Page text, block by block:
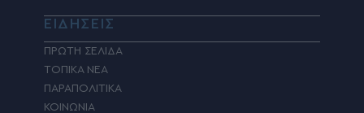
ΕΙΔΗΣΕΙΣ
ΠΡΩΤΗ ΣΕΛΙΔΑ
ΤΟΠΙΚΑ ΝΕΑ
ΠΑΡΑΠΟΛΙΤΙΚΑ
ΚΟΙΝΩΝΙΑ